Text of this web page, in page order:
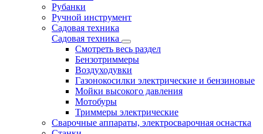
Рубанки
Ручной инструмент
Садовая техника
Садовая техника
Смотреть весь раздел
Бензотриммеры
Воздуходувки
Газонокосилки электрические и бензиновые
Мойки высокого давления
Мотобуры
Триммеры электрические
Сварочные аппараты, электросварочная оснастка